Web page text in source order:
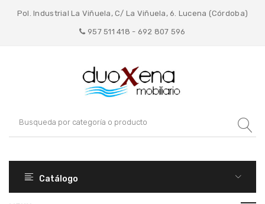
Pol. Industrial La Viñuela, C/ La Viñuela, 6. Lucena (Córdoba)
957 511 418 - 692 807 596
Catálogo